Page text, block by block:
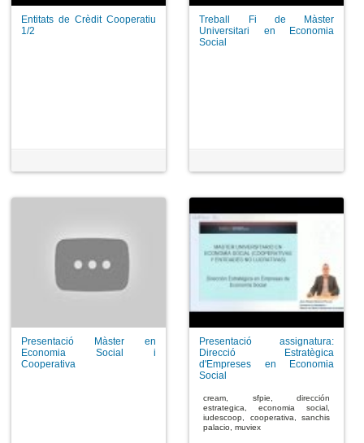
Entitats de Crèdit Cooperatiu
1/2
Treball Fi de Màster
Universitari en Economia
Social
Presentació Màster en
Economia Social i
Cooperativa
Presentació assignatura:
Direcció Estratègica
d'Empreses en Economia
Social
cream, sfpie, dirección
estrategica, economia social,
iudescoop, cooperativa, sanchis
palacio, muviex